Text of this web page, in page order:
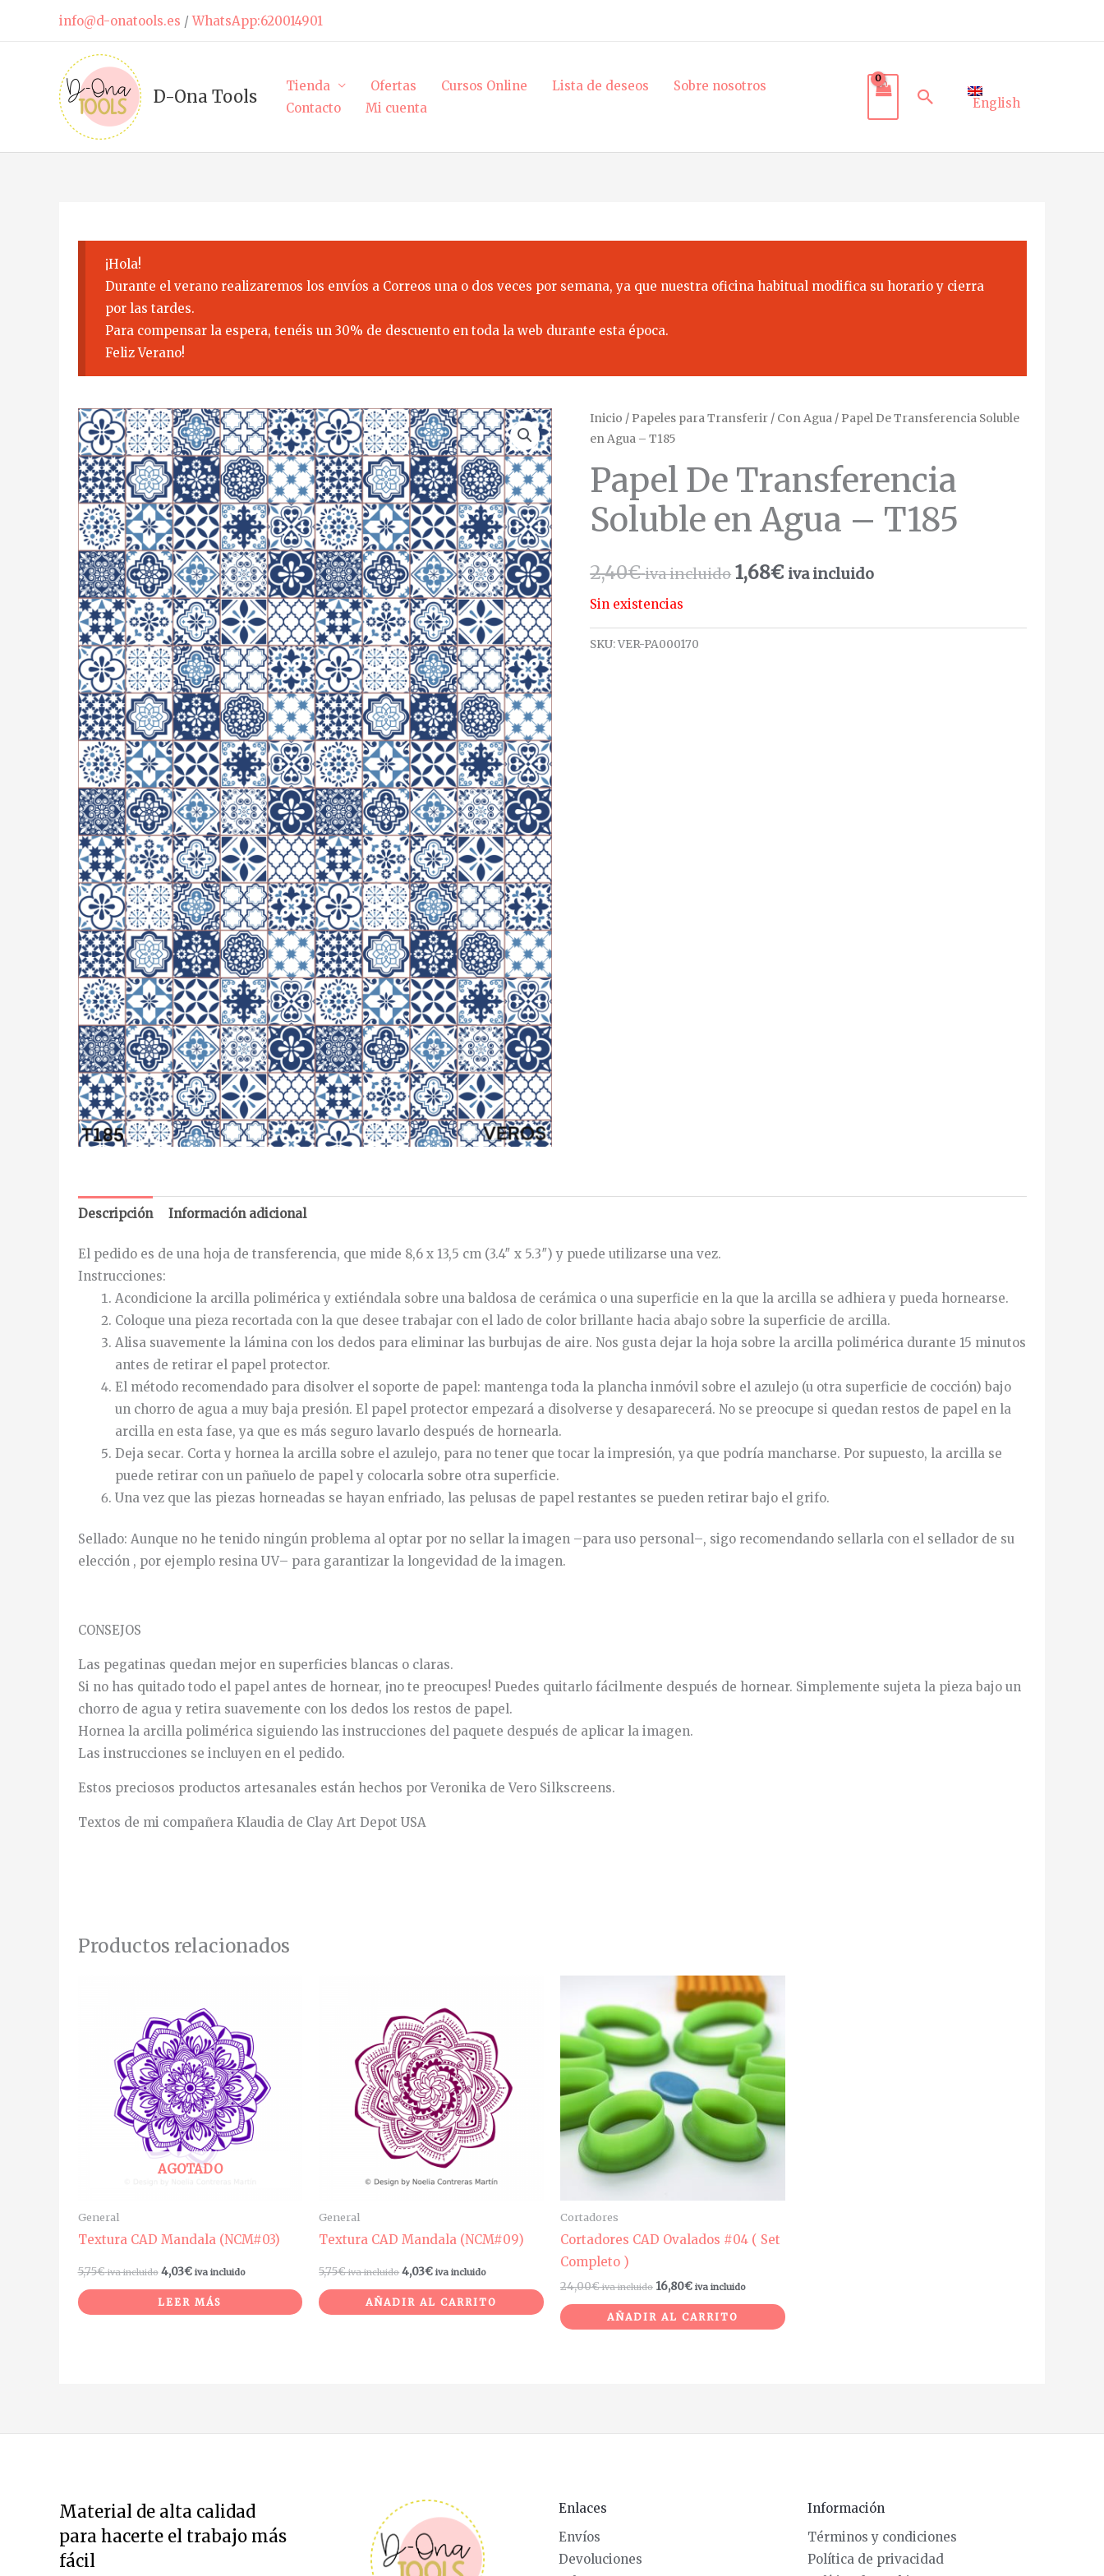
info@d-onatools.es /WhatsApp:620014901
D-Ona Tools
Tienda Ofertas Cursos Online Lista de deseos
Sobre nosotros
Contacto
Mi cuenta BuscarEnglish
¡Hola!
Durante el verano realizaremos los envíos a Correos una o dos veces por semana, ya que nuestra oficina habitual modifica su horario y cierra
por las tardes.
Para compensar la espera, tenéis un 30% de descuento en toda la web durante esta época.
Feliz Verano!
Inicio / Papeles para Transferir / Con Agua / Papel De Transferencia Soluble
en Agua – T185
Papel De Transferencia
Soluble en Agua – T185
2,40€ iva incluido 1,68€ iva incluido
Sin existencias
SKU:VER-PA000170
Descripción Información adicional
El pedido es de una hoja de transferencia, que mide 8,6 x 13,5 cm (3.4″ x 5.3″) y puede utilizarse una vez.
Instrucciones:
Acondicione la arcilla polimérica y extiéndala sobre una baldosa de cerámica o una superficie en la que la arcilla se adhiera y pueda hornearse.
Coloque una pieza recortada con la que desee trabajar con el lado de color brillante hacia abajo sobre la superficie de arcilla.
Alisa suavemente la lámina con los dedos para eliminar las burbujas de aire. Nos gusta dejar la hoja sobre la arcilla polimérica durante 15 minutos
antes de retirar el papel protector.
El método recomendado para disolver el soporte de papel: mantenga toda la plancha inmóvil sobre el azulejo (u otra superficie de cocción) bajo
un chorro de agua a muy baja presión. El papel protector empezará a disolverse y desaparecerá. No se preocupe si quedan restos de papel en la
arcilla en esta fase, ya que es más seguro lavarlo después de hornearla.
Deja secar. Corta y hornea la arcilla sobre el azulejo, para no tener que tocar la impresión, ya que podría mancharse. Por supuesto, la arcilla se
puede retirar con un pañuelo de papel y colocarla sobre otra superficie.
Una vez que las piezas horneadas se hayan enfriado, las pelusas de papel restantes se pueden retirar bajo el grifo.
Sellado: Aunque no he tenido ningún problema al optar por no sellar la imagen –para uso personal –, sigo recomendando sellarla con el sellador de su
elección , por ejemplo resina UV– para garantizar la longevidad de la imagen.
CONSEJOS
Las pegatinas quedan mejor en superficies blancas o claras.
Si no has quitado todo el papel antes de hornear, ¡no te preocupes! Puedes quitarlo fácilmente después de hornear. Simplemente sujeta la pieza bajo un
chorro de agua y retira suavemente con los dedos los restos de papel.
Hornea la arcilla polimérica siguiendo las instrucciones del paquete después de aplicar la imagen.
Las instrucciones se incluyen en el pedido.
Estos preciosos productos artesanales están hechos por Veronika de Vero Silkscreens.
Textos de mi compañera Klaudia de Clay Art Depot USA
Productos relacionados
AGOTADO
General
Textura CAD Mandala (NCM#03)
5,75€ iva incluido 4,03€ iva incluido
LEER MÁS
General
Textura CAD Mandala (NCM#09)
5,75€ iva incluido 4,03€ iva incluido
AÑADIR AL CARRITO
Cortadores
Cortadores CAD Ovalados #04 ( Set
Completo )
24,00€ iva incluido 16,80€ iva incluido
AÑADIR AL CARRITO
Material de alta calidad
para hacerte el trabajo más
fácil
Enlaces
Envíos
Devoluciones
Información
Términos y condiciones
Política de privacidad